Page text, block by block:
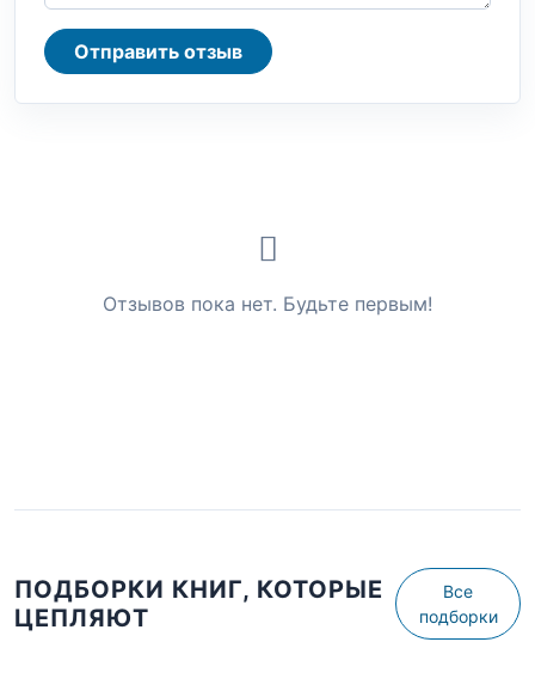
Отправить отзыв
Отзывов пока нет. Будьте первым!
ПОДБОРКИ КНИГ, КОТОРЫЕ
ЦЕПЛЯЮТ
Все
подборки